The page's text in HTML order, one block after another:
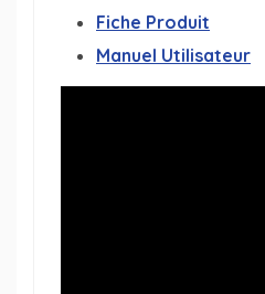
Fiche Produit
Manuel Utilisateur